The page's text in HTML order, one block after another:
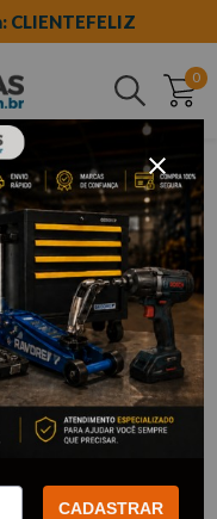
CLIENTEFELIZ
0
Buscar
detalhe é essencial
uma obra. Por isso,
e adquira
você-mesmo”, ter os
fundamental para um
em nosso catálogo,
CADASTRAR